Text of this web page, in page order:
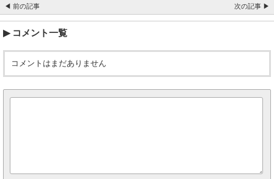
◀ 前の記事 次の記事 ▶
コメント一覧
コメントはまだありません